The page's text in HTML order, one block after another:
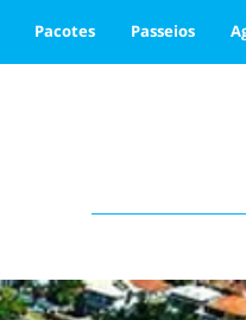
Pacotes Passeios